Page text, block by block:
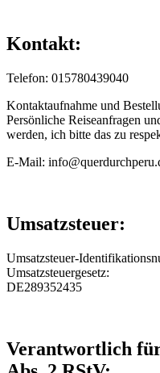
Kontakt:
Telefon: 015780439040
Kontaktaufnahme und
Persönliche Reiseanfragen
werden, ich bitte das zu
E-Mail:
Umsatzsteuer:
Umsatzsteuer-
Umsatzsteuergesetz:
DE289352435
Verantwortlich